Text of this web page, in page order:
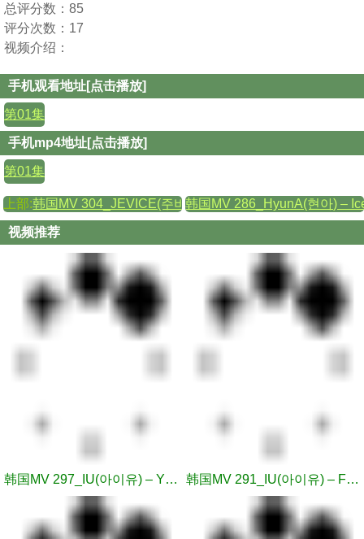
总评分数： 85
评分次数： 17
视频介绍：
手机观看地址[点击播放]
第01集
手机mp4地址[点击播放]
第01集
上部:韩国MV 304_JEVICE(주비스) – Don’t answer the
韩国MV 286_HyunA(현아) –
视频推荐
韩国MV 297_IU(아이유) – YOU&I(너랑나) 韩国MV 291_IU(아이유) – Friday(금요일에 만나요)